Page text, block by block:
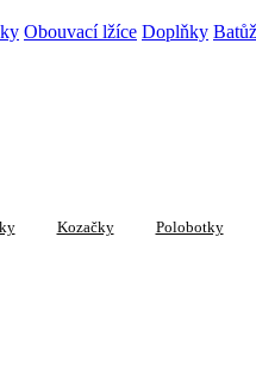
Obouvací lžíce Doplňky
Kozačky Polobotky